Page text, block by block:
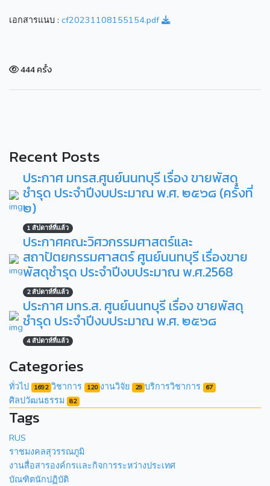
เอกสารแนบ : cf20231108155154.pdf
444 ครั้ง
Recent Posts
ประกาศ มทรส.ศูนย์นนทบุรี เรื่อง ขายพัสดุ
ชำรุด ประจำปีงบประมาณ พ.ศ. ๒๕๖๘ (ครั้งที่
๒)
1 สัปดาห์ที่แล้ว
ประกาศคณะวิศวกรรมศาสตร์และ
สถาปัตยกรรมศาสตร์ ศูนย์นนทบุรี เรื่องขาย
พัสดุชำรุด ประจำปีงบประมาณ พ.ศ.2568
2 สัปดาห์ที่แล้ว
ประกาศ มทร.ส. ศูนย์นนทบุรี เรื่อง ขายพัสดุ
ชำรุด ประจำปีงบประมาณ พ.ศ. ๒๕๖๘
4 สัปดาห์ที่แล้ว
Categories
ทั่วไป 1692 วิชาการ 120 งานวิจัย 29 บริการวิชาการ 67
ศิลปวัฒนธรรม 82
Tags
RUS
ราชมงคลสุวรรณภูมิ
งานสื่อสารองค์กรเเละกิจการระหว่างประเทศ
บัณฑิตนักปฏิบัติ